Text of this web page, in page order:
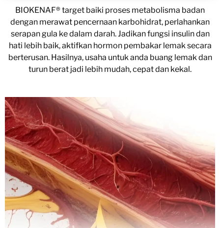
BIOKENAF® target baiki proses metabolisma badan
dengan merawat pencernaan karbohidrat, perlahankan
serapan gula ke dalam darah. Jadikan fungsi insulin dan
hati lebih baik, aktifkan hormon pembakar lemak secara
berterusan. Hasilnya, usaha untuk anda buang lemak dan
turun berat jadi lebih mudah, cepat dan kekal.